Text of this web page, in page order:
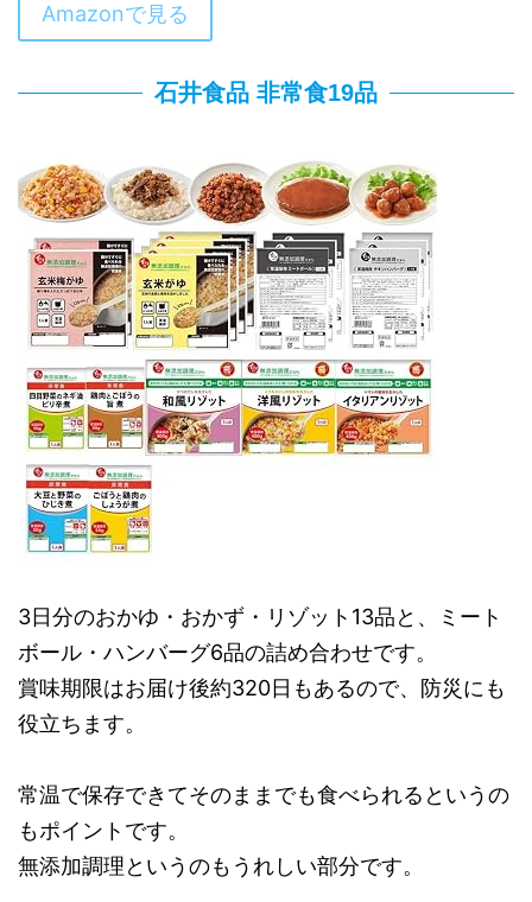
Amazonで見る
石井食品 非常食19品
3日分のおかゆ・おかず・リゾット13品と、ミート
ボール・ハンバーグ6品の詰め合わせです。
賞味期限はお届け後約320日もあるので、防災にも
役立ちます。
常温で保存できてそのままでも食べられるというの
もポイントです。
無添加調理というのもうれしい部分です。